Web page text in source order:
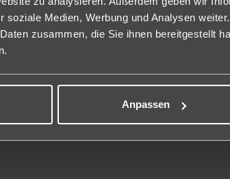
soziale Medien, Werbung und Analysen
zusammen, die Sie ihnen bereitgestellt
Anpassen
+ 1/2 Kinder/3 Erwachsene werden
auch wenn auf der Bestätigung Zustellbetten
of the House (CUN157I): Die Zuteilung erfolgt
nicht berücksichtigt werden (RO2/RO1).
Suite (CUN157I): Die ca. 89 m² großen
was durch eine Schiebetür getrennt
Balkon (2F1).